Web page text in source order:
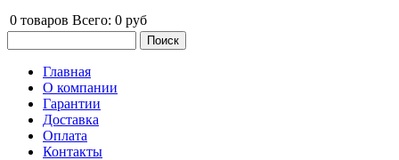
0 товаров Всего: 0 руб
Главное меню
Главная
О компании
Гарантии
Доставка
Оплата
Контакты